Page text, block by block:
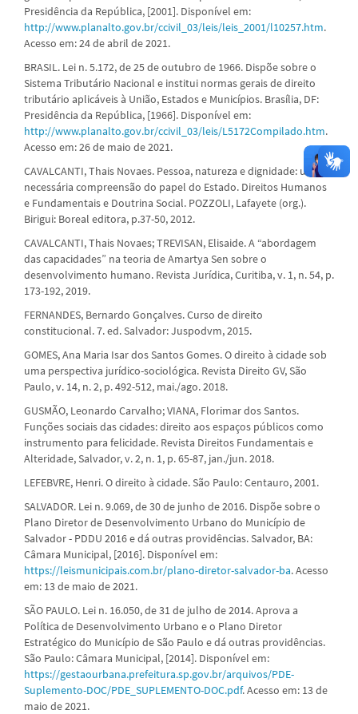
Presidência da República, [2001]. Disponível em:
http://www.planalto.gov.br/ccivil_03/leis/leis_2001/l10257.htm.
Acesso em: 24 de abril de 2021.
BRASIL. Lei n. 5.172, de 25 de outubro de 1966. Dispõe sobre o
Sistema Tributário Nacional e institui normas gerais de direito
tributário aplicáveis à União, Estados e Municípios. Brasília, DF:
Presidência da República, [1966]. Disponível em:
http://www.planalto.gov.br/ccivil_03/leis/L5172Compilado.htm.
Acesso em: 26 de maio de 2021.
CAVALCANTI, Thais Novaes. Pessoa, natureza e dignidade: uma
necessária compreensão do papel do Estado. Direitos Humanos
e Fundamentais e Doutrina Social. POZZOLI, Lafayete (org.).
Birigui: Boreal editora, p.37-50, 2012.
CAVALCANTI, Thais Novaes; TREVISAN, Elisaide. A “abordagem
das capacidades” na teoria de Amartya Sen sobre o
desenvolvimento humano. Revista Jurídica, Curitiba, v. 1, n. 54, p.
173-192, 2019.
FERNANDES, Bernardo Gonçalves. Curso de direito
constitucional. 7. ed. Salvador: Juspodvm, 2015.
GOMES, Ana Maria Isar dos Santos Gomes. O direito à cidade sob
uma perspectiva jurídico-sociológica. Revista Direito GV, São
Paulo, v. 14, n. 2, p. 492-512, mai./ago. 2018.
GUSMÃO, Leonardo Carvalho; VIANA, Florimar dos Santos.
Funções sociais das cidades: direito aos espaços públicos como
instrumento para felicidade. Revista Direitos Fundamentais e
Alteridade, Salvador, v. 2, n. 1, p. 65-87, jan./jun. 2018.
LEFEBVRE, Henri. O direito à cidade. São Paulo: Centauro, 2001.
SALVADOR. Lei n. 9.069, de 30 de junho de 2016. Dispõe sobre o
Plano Diretor de Desenvolvimento Urbano do Município de
Salvador - PDDU 2016 e dá outras providências. Salvador, BA:
Câmara Municipal, [2016]. Disponível em:
https://leismunicipais.com.br/plano-diretor-salvador-ba. Acesso
em: 13 de maio de 2021.
SÃO PAULO. Lei n. 16.050, de 31 de julho de 2014. Aprova a
Política de Desenvolvimento Urbano e o Plano Diretor
Estratégico do Município de São Paulo e dá outras providências.
São Paulo: Câmara Municipal, [2014]. Disponível em:
https://gestaourbana.prefeitura.sp.gov.br/arquivos/PDE-
Suplemento-DOC/PDE_SUPLEMENTO-DOC.pdf. Acesso em: 13 de
maio de 2021.